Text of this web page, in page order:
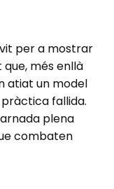
per a mostrar
que, més enllà
atiat un model
fallida.
plena
combaten